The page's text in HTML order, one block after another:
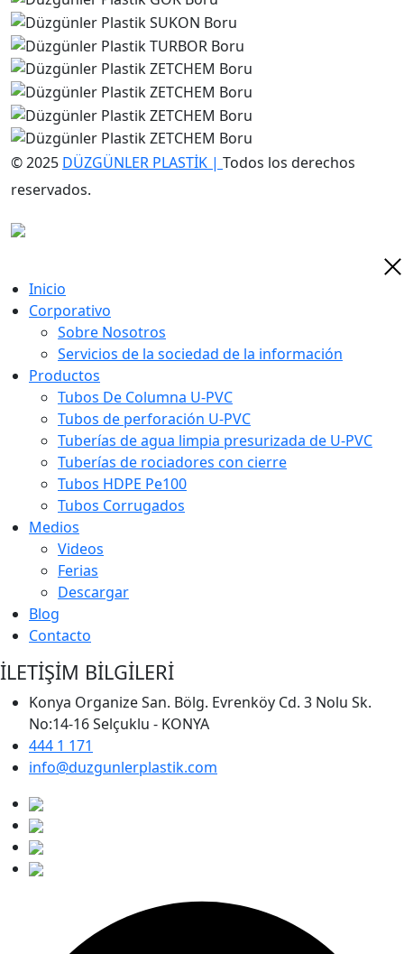
© 2025 DÜZGÜNLER PLASTİK | Todos los derechos
reservados.
Inicio
Corporativo
Sobre Nosotros
Servicios de la sociedad de la información
Productos
Tubos De Columna U-PVC
Tubos de perforación U-PVC
Tuberías de agua limpia presurizada de U-PVC
Tuberías de rociadores con cierre
Tubos HDPE Pe100
Tubos Corrugados
Medios
Videos
Ferias
Descargar
Blog
Contacto
İLETİŞİM BİLGİLERİ
Konya Organize San. Bölg. Evrenköy Cd. 3 Nolu Sk.
No:14-16 Selçuklu - KONYA
444 1 171
info@duzgunlerplastik.com